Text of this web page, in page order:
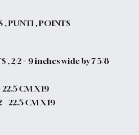
, PUNTI , POINTS
, 2/2 = 9 inches wide by 7 5/8
22.5 CM X 19
= 22.5 CM X 19